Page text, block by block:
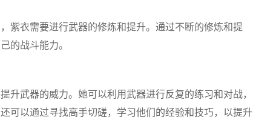
紫衣需要进行武器的修炼和提升。通过不断的修炼和提
的战斗能力。
升武器的威力。她可以利用武器进行反复的练习和对战，
可以通过寻找高手切磋，学习他们的经验和技巧，以提升